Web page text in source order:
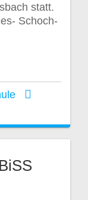
statt.
Schoch-